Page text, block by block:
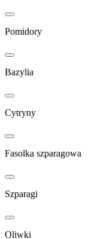
Pomidory
Bazylia
Cytryny
Fasolka szparagowa
Szparagi
Oliwki